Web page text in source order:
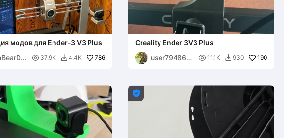
модов для Ender-3 V3 Plus
 37.9K  4.4K 786
Creality Ender 3V3 Plus
user794862
 11.1K  930 190
